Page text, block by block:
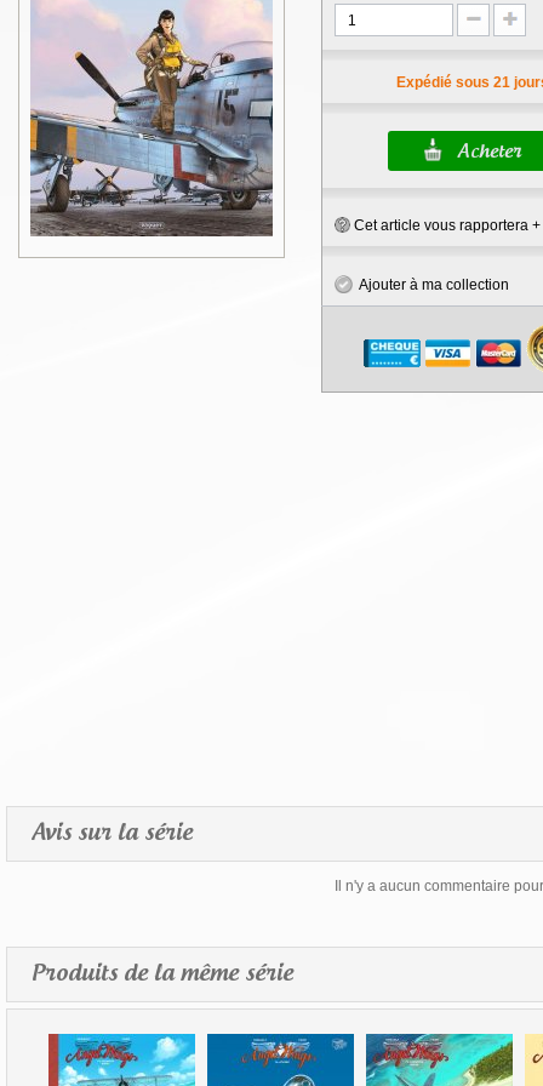
Expédié sous 21
Cet article vous rapportera +
Ajouter à ma collection
Avis sur la série
Il n'y a aucun commentaire
Produits de la même série